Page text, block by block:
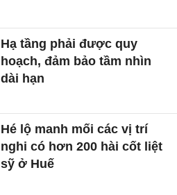
Hạ tầng phải được quy
hoạch, đảm bảo tầm nhìn
dài hạn
Hé lộ manh mối các vị trí
nghi có hơn 200 hài cốt liệt
sỹ ở Huế